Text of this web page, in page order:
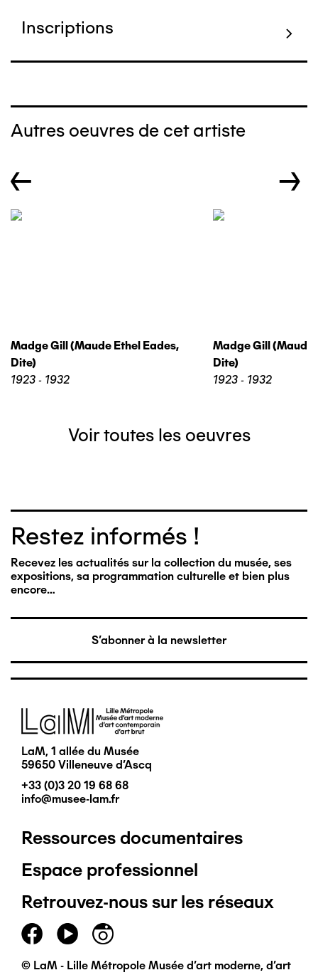
Inscriptions
Autres oeuvres de cet artiste
← →
Madge Gill (maude Ethel Eades,
Dite)
1923 - 1932
Madge Gill (maude
Dite)
1923 - 1932
Voir toutes les oeuvres
Restez informés !
Recevez les actualités sur la collection du musée, ses
expositions, sa programmation culturelle et bien plus
encore…
S'abonner à la newsletter
Image
LaM, 1 allée du Musée
59650 Villeneuve d'Ascq
+33 (0)3 20 19 68 68
info@musee-lam.fr
Pied
de
page
principal
Ressources documentaires
Espace professionnel
Retrouvez-nous sur les réseaux
© LaM - Lille Métropole Musée d'art moderne, d'art